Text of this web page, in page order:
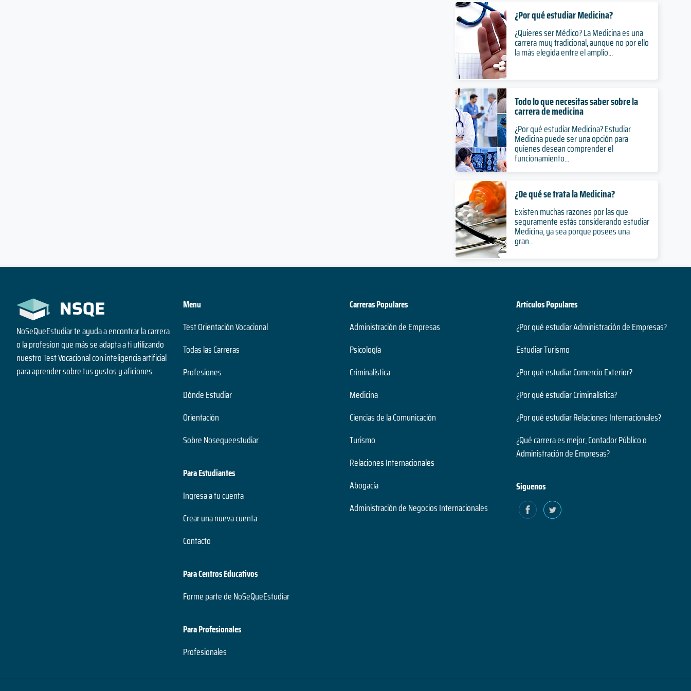
¿Por qué estudiar Medicina?
¿Quieres ser Médico? La Medicina es una
carrera muy tradicional, aunque no por ello
la más elegida entre el amplio...
Todo lo que necesitas saber sobre la
carrera de medicina
¿Por qué estudiar Medicina? Estudiar
Medicina puede ser una opción para
quienes desean comprender el
funcionamiento...
¿De qué se trata la Medicina?
Existen muchas razones por las que
seguramente estás considerando estudiar
Medicina, ya sea porque posees una
gran...
NoSeQueEstudiar te ayuda a encontrar la carrera
o la profesion que más se adapta a ti utilizando
nuestro Test Vocacional con inteligencia artificial
para aprender sobre tus gustos y aficiones.
Menu
Test Orientación Vocacional
Todas las Carreras
Profesiones
Dónde Estudiar
Orientación
Sobre Nosequeestudiar
Para Estudiantes
Ingresa a tu cuenta
Crear una nueva cuenta
Contacto
Para Centros Educativos
Forme parte de NoSeQueEstudiar
Para Profesionales
Profesionales
Carreras Populares
Administración de Empresas
Psicología
Criminalística
Medicina
Ciencias de la Comunicación
Turismo
Relaciones Internacionales
Abogacía
Administración de Negocios Internacionales
Artículos Populares
¿Por qué estudiar Administración de Empresas?
Estudiar Turismo
¿Por qué estudiar Comercio Exterior?
¿Por qué estudiar Criminalística?
¿Por qué estudiar Relaciones Internacionales?
¿Qué carrera es mejor, Contador Público o
Administración de Empresas?
Siguenos